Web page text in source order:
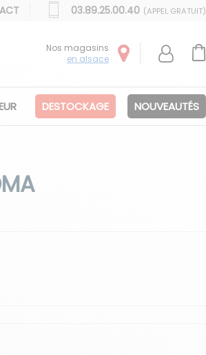
03.89.25.00.40 (APPEL GRATUIT)
Nos magasins
en alsace
DESTOCKAGE NOUVEAUTÉS